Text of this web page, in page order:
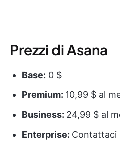
Prezzi di Asana
Base: 0 $
Premium: 10,99 $ al
Business: 24,99 $ al
Enterprise: Contattaci